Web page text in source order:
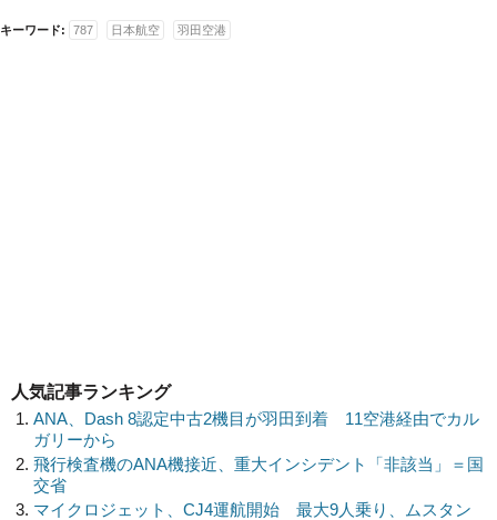
キーワード: 787 日本航空 羽田空港
人気記事ランキング
ANA、Dash 8認定中古2機目が羽田到着 11空港経由でカル
ガリーから
飛行検査機のANA機接近、重大インシデント「非該当」＝国
交省
マイクロジェット、CJ4運航開始 最大9人乗り、ムスタン